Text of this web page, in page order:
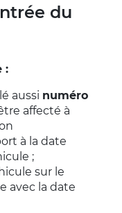
du
:
aussi numéro
affecté à
à la date
;
sur le
avec la date